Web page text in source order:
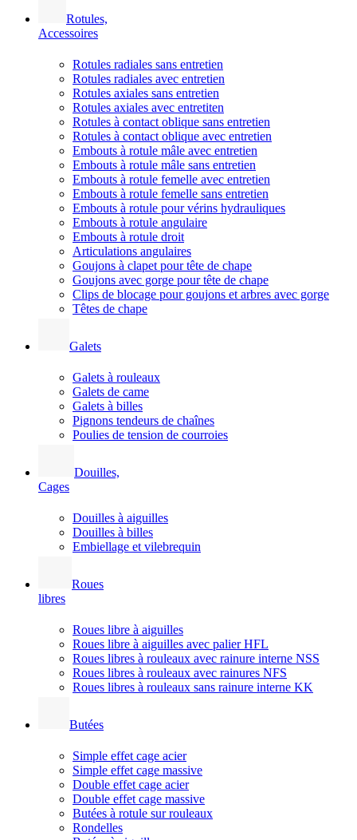
Rotules,
Accessoires
Rotules radiales sans entretien
Rotules radiales avec entretien
Rotules axiales sans entretien
Rotules axiales avec entretiten
Rotules à contact oblique sans entretien
Rotules à contact oblique avec entretien
Embouts à rotule mâle avec entretien
Embouts à rotule mâle sans entretien
Embouts à rotule femelle avec entretien
Embouts à rotule femelle sans entretien
Embouts à rotule pour vérins hydrauliques
Embouts à rotule angulaire
Embouts à rotule droit
Articulations angulaires
Goujons à clapet pour tête de chape
Goujons avec gorge pour tête de chape
Clips de blocage pour goujons et arbres avec gorge
Têtes de chape
Galets
Galets à rouleaux
Galets de came
Galets à billes
Pignons tendeurs de chaînes
Poulies de tension de courroies
Douilles,
Cages
Douilles à aiguilles
Douilles à billes
Embiellage et vilebrequin
Roues
libres
Roues libre à aiguilles
Roues libre à aiguilles avec palier HFL
Roues libres à rouleaux avec rainure interne NSS
Roues libres à rouleaux avec rainures NFS
Roues libres à rouleaux sans rainure interne KK
Butées
Simple effet cage acier
Simple effet cage massive
Double effet cage acier
Double effet cage massive
Butées à rotule sur rouleaux
Rondelles